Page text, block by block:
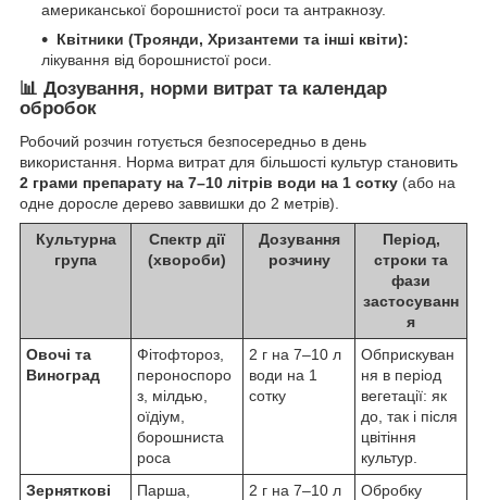
американської борошнистої роси та антракнозу.
Квітники (Троянди, Хризантеми та інші квіти):
лікування від борошнистої роси.
📊 Дозування, норми витрат та календар
обробок
Робочий розчин готується безпосередньо в день
використання. Норма витрат для більшості культур становить
2 грами препарату на 7–10 літрів води на 1 сотку (або на
одне доросле дерево заввишки до 2 метрів).
Культурна
група
Спектр дії
(хвороби)
Дозування
розчину
Період,
строки та
фази
застосуванн
я
Овочі та
Виноград
Фітофтороз,
пероноспоро
з, мілдью,
оїдіум,
борошниста
роса
2 г на 7–10 л
води на 1
сотку
Обприскуван
ня в період
вегетації: як
до, так і після
цвітіння
культур.
Зерняткові
Парша,
2 г на 7–10 л
Обробку